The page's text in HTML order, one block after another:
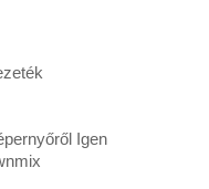
Igen